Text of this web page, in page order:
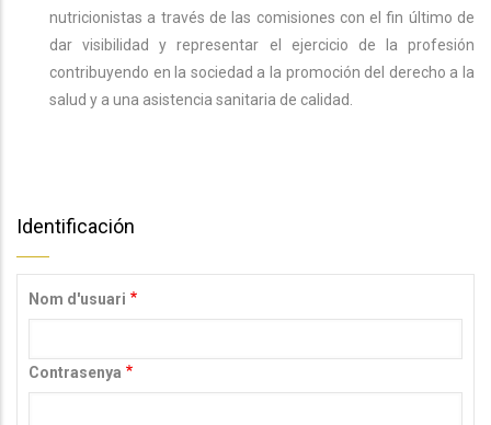
nutricionistas a través de las comisiones con el fin último de
dar visibilidad y representar el ejercicio de la profesión
contribuyendo en la sociedad a la promoción del derecho a la
salud y a una asistencia sanitaria de calidad.
Identificación
Nom d'usuari
Contrasenya